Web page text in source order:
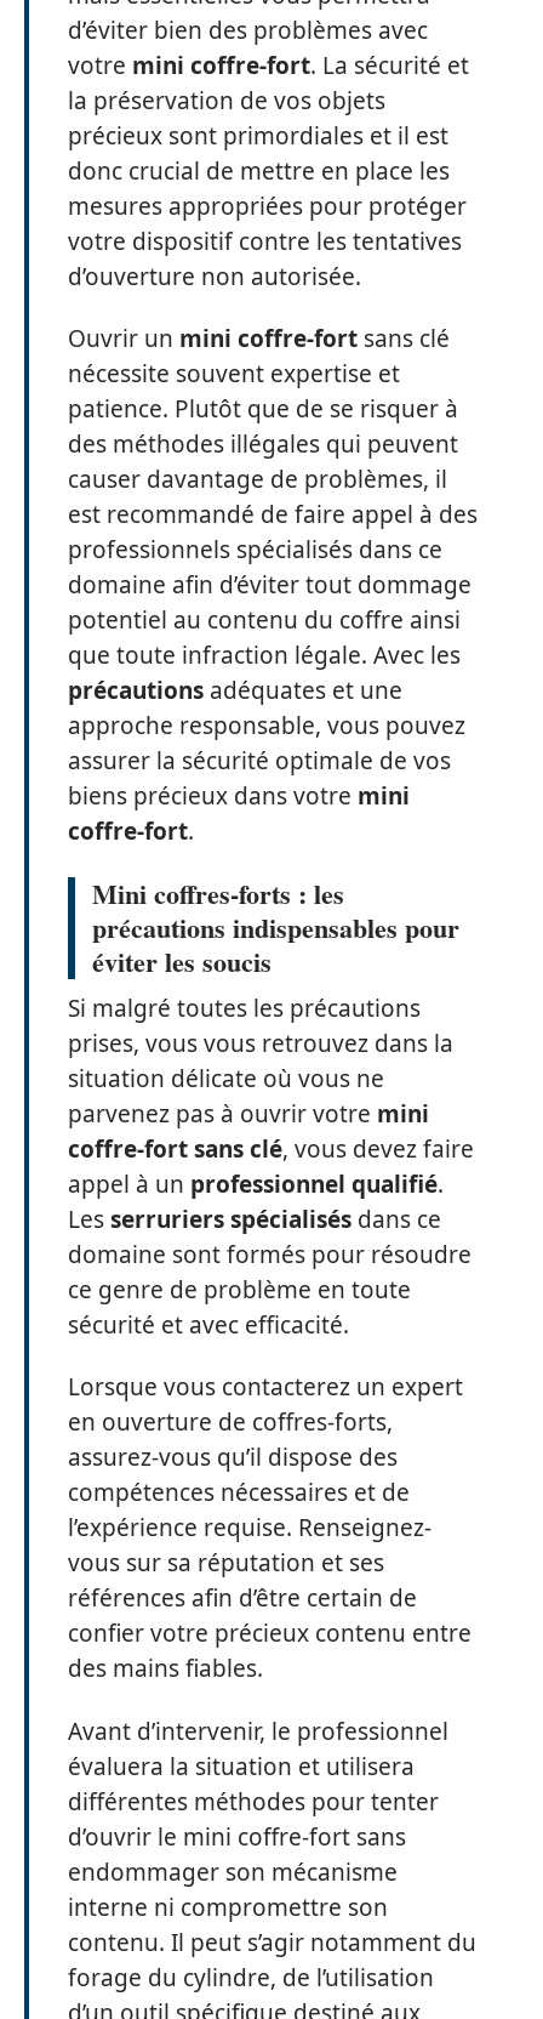
d’éviter bien des problèmes avec
votre mini coffre-fort. La sécurité et
la préservation de vos objets
précieux sont primordiales et il est
donc crucial de mettre en place les
mesures appropriées pour protéger
votre dispositif contre les tentatives
d’ouverture non autorisée.
Ouvrir un mini coffre-fort sans clé
nécessite souvent expertise et
patience. Plutôt que de se risquer à
des méthodes illégales qui peuvent
causer davantage de problèmes, il
est recommandé de faire appel à des
professionnels spécialisés dans ce
domaine afin d’éviter tout dommage
potentiel au contenu du coffre ainsi
que toute infraction légale. Avec les
précautions adéquates et une
approche responsable, vous pouvez
assurer la sécurité optimale de vos
biens précieux dans votre mini
coffre-fort.
Mini coffres-forts : les
précautions indispensables pour
éviter les soucis
Si malgré toutes les précautions
prises, vous vous retrouvez dans la
situation délicate où vous ne
parvenez pas à ouvrir votre mini
coffre-fort sans clé, vous devez faire
appel à un professionnel qualifié.
Lesserruriers spécialisés dans ce
domaine sont formés pour résoudre
ce genre de problème en toute
sécurité et avec efficacité.
Lorsque vous contacterez un expert
en ouverture de coffres-forts,
assurez-vous qu’il dispose des
compétences nécessaires et de
l’expérience requise. Renseignez-
vous sur sa réputation et ses
références afin d’être certain de
confier votre précieux contenu entre
des mains fiables.
Avant d’intervenir, le professionnel
évaluera la situation et utilisera
différentes méthodes pour tenter
d’ouvrir le mini coffre-fort sans
endommager son mécanisme
interne ni compromettre son
contenu. Il peut s’agir notamment du
forage du cylindre, de l’utilisation
d’un outil spécifique destiné aux